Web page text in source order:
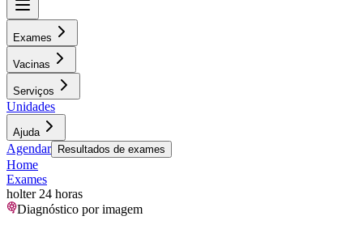
Exames
Vacinas
Serviços
Unidades
Ajuda
Agendar Resultados de exames
Home
Exames
holter 24 horas
Diagnóstico por imagem